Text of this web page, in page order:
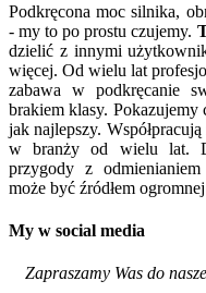
Podkręcona moc silnika,
- my to po prostu czujemy.
dzielić z innymi
więcej. Od wielu lat
zabawa w podkręcanie
brakiem klasy. Pokazujemy
jak najlepszy.
w branży od wielu lat.
przygody z
może być źródłem
My w social media
Zapraszamy Was do